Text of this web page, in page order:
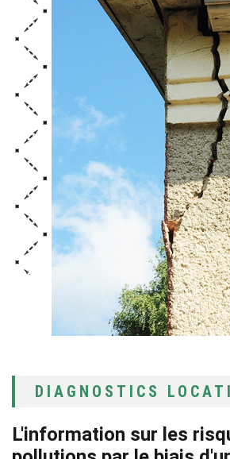
DIAGNOSTICS
L'information sur les